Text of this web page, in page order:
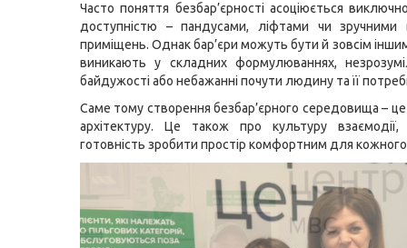
Часто поняття безбар’єрності асоціюється
доступністю – пандусами, ліфтами чи
приміщень. Однак бар’єри можуть бути й зовсім
виникають у складних формулюваннях,
байдужості або небажанні почути людину та її
Саме тому створення безбар’єрного середовища –
архітектуру. Це також про культуру взаємодії,
готовність зробити простір комфортним для